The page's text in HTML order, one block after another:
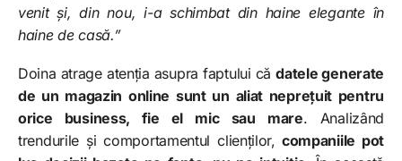
venit și, din nou, i-a schimbat din haine elegante în
haine de casă.”
Doina atrage atenția asupra faptului cădatele generate
de un magazin online sunt un aliat neprețuit pentru
orice business, fie el mic sau mare. Analizând
trendurile și comportamentul clienților, companiile pot